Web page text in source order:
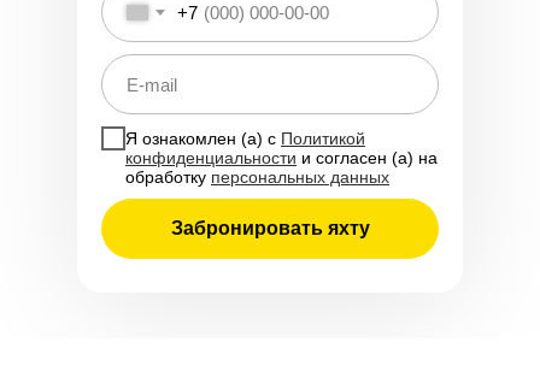
+7
Я ознакомлен (а) с Политикой
конфиденциальности и согласен (а) на
обработку персональных данных
Забронировать яхту